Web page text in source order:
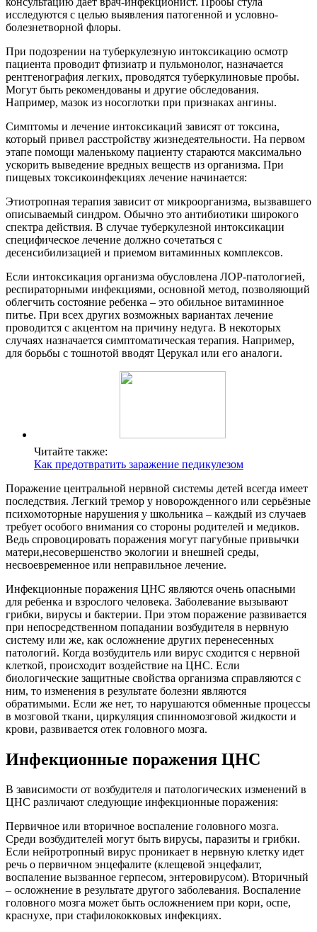
исследуются с целью выявления патогенной и условно-
болезнетворной флоры.
При подозрении на туберкулезную интоксикацию осмотр
пациента проводит фтизиатр и пульмонолог, назначается
рентгенография легких, проводятся туберкулиновые пробы.
Могут быть рекомендованы и другие обследования.
Например, мазок из носоглотки при признаках ангины.
Симптомы и лечение интоксикаций зависят от токсина,
который привел расстройству жизнедеятельности. На первом
этапе помощи маленькому пациенту стараются максимально
ускорить выведение вредных веществ из организма. При
пищевых токсикоинфекциях лечение начинается:
Этиотропная терапия зависит от микроорганизма, вызвавшего
описываемый синдром. Обычно это антибиотики широкого
спектра действия. В случае туберкулезной интоксикации
специфическое лечение должно сочетаться с
десенсибилизацией и приемом витаминных комплексов.
Если интоксикация организма обусловлена ЛОР-патологией,
респираторными инфекциями, основной метод, позволяющий
облегчить состояние ребенка – это обильное витаминное
питье. При всех других возможных вариантах лечение
проводится с акцентом на причину недуга. В некоторых
случаях назначается симптоматическая терапия. Например,
для борьбы с тошнотой вводят Церукал или его аналоги.
Читайте также:
Как предотвратить заражение педикулезом
Поражение центральной нервной системы детей всегда имеет
последствия. Легкий тремор у новорожденного или серьёзные
психомоторные нарушения у школьника – каждый из случаев
требует особого внимания со стороны родителей и медиков.
Ведь спровоцировать поражения могут пагубные привычки
матери,несовершенство экологии и внешней среды,
несвоевременное или неправильное лечение.
Инфекционные поражения ЦНС являются очень опасными
для ребенка и взрослого человека. Заболевание вызывают
грибки, вирусы и бактерии. При этом поражение развивается
при непосредственном попадании возбудителя в нервную
систему или же, как осложнение других перенесенных
патологий. Когда возбудитель или вирус сходится с нервной
клеткой, происходит воздействие на ЦНС. Если
биологические защитные свойства организма справляются с
ним, то изменения в результате болезни являются
обратимыми. Если же нет, то нарушаются обменные процессы
в мозговой ткани, циркуляция спинномозговой жидкости и
крови, развивается отек головного мозга.
Инфекционные поражения ЦНС
В зависимости от возбудителя и патологических изменений в
ЦНС различают следующие инфекционные поражения:
Первичное или вторичное воспаление головного мозга.
Среди возбудителей могут быть вирусы, паразиты и грибки.
Если нейротропный вирус проникает в нервную клетку идет
речь о первичном энцефалите (клещевой энцефалит,
воспаление вызванное герпесом, энтеровирусом). Вторичный
– осложнение в результате другого заболевания. Воспаление
головного мозга может быть осложнением при кори, оспе,
краснухе, при стафилококковых инфекциях.